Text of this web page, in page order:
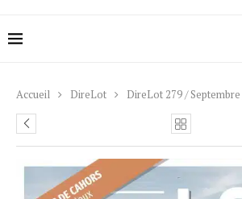
Accueil DireLot DireLot 279 /